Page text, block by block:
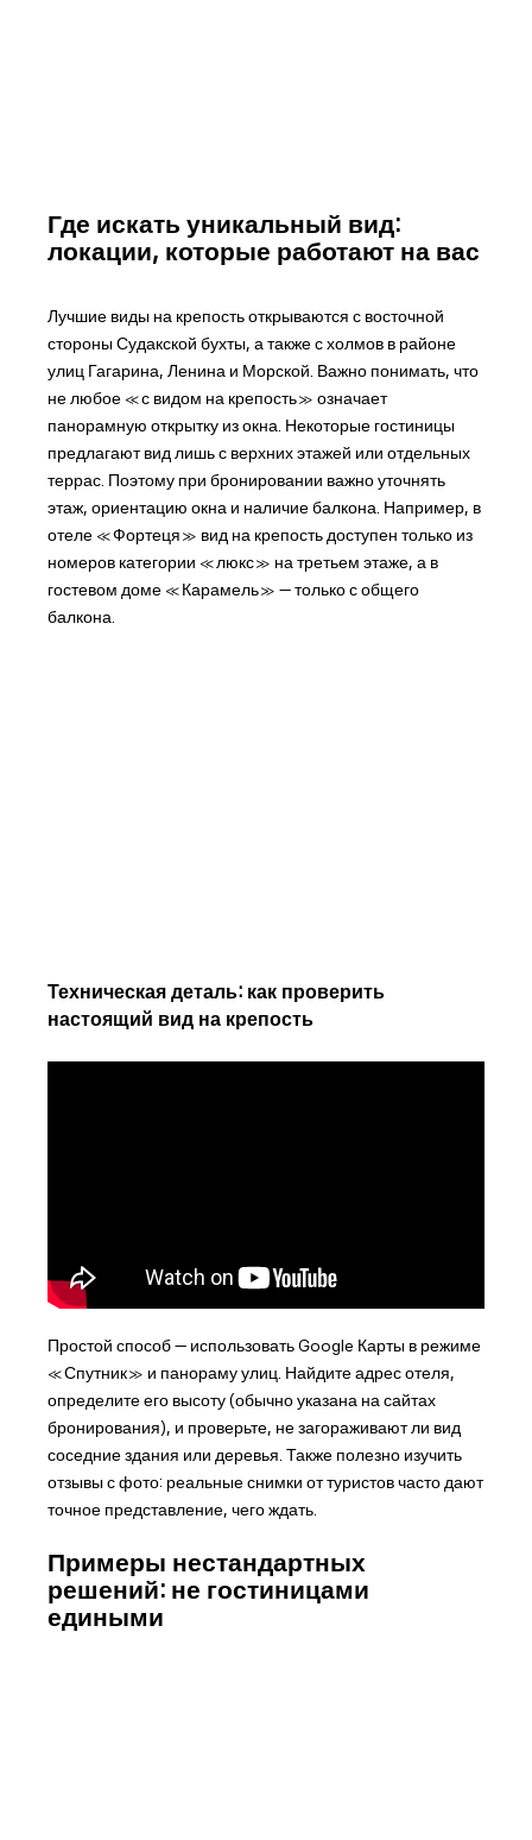
Где искать уникальный вид:
локации, которые работают на вас
Лучшие виды на крепость открываются с восточной
стороны Судакской бухты, а также с холмов в районе
улиц Гагарина, Ленина и Морской. Важно понимать, что
не любое «с видом на крепость» означает
панорамную открытку из окна. Некоторые гостиницы
предлагают вид лишь с верхних этажей или отдельных
террас. Поэтому при бронировании важно уточнять
этаж, ориентацию окна и наличие балкона. Например, в
отеле «Фортеця» вид на крепость доступен только из
номеров категории «люкс» на третьем этаже, а в
гостевом доме «Карамель» — только с общего
балкона.
Техническая деталь: как проверить
настоящий вид на крепость
Простой способ — использовать Google Карты в режиме
«Спутник» и панораму улиц. Найдите адрес отеля,
определите его высоту (обычно указана на сайтах
бронирования), и проверьте, не загораживают ли вид
соседние здания или деревья. Также полезно изучить
отзывы с фото: реальные снимки от туристов часто дают
точное представление, чего ждать.
Примеры нестандартных
решений: не гостиницами
едиными